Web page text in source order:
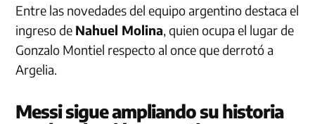
Entre las novedades del equipo argentino destaca el
ingreso de Nahuel Molina, quien ocupa el lugar de
Gonzalo Montiel respecto al once que derrotó a
Argelia.
Messi sigue ampliando su historia